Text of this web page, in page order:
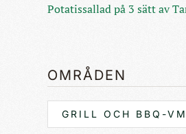
Potatissallad på 3 sätt av
OMRÅDEN
GRILL OCH BBQ-VM